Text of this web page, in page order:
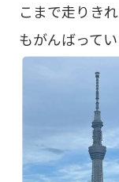
こまで走りき
もがんばって